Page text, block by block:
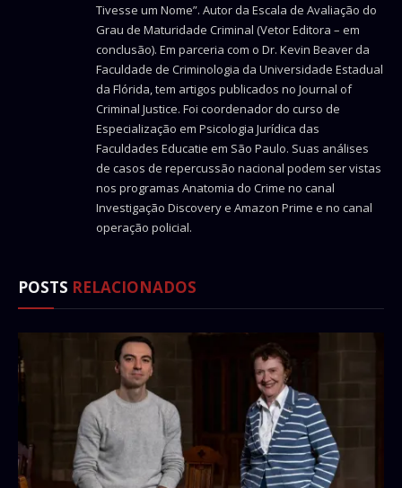
Tivesse um Nome”. Autor da Escala de Avaliação do
Grau de Maturidade Criminal (Vetor Editora – em
conclusão). Em parceria com o Dr. Kevin Beaver da
Faculdade de Criminologia da Universidade Estadual
da Flórida, tem artigos publicados no Journal of
Criminal Justice. Foi coordenador do curso de
Especialização em Psicologia Jurídica das
Faculdades Educatie em São Paulo. Suas análises
de casos de repercussão nacional podem ser vistas
nos programas Anatomia do Crime no canal
Investigação Discovery e Amazon Prime e no canal
operação policial.
POSTS RELACIONADOS